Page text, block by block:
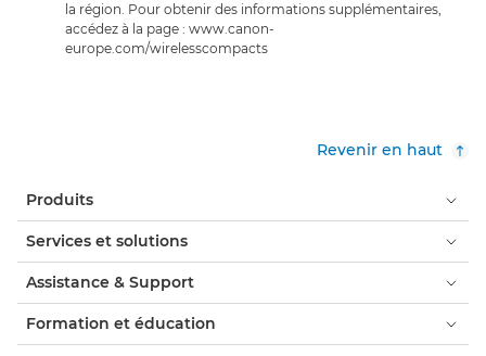
la région. Pour obtenir des informations supplémentaires,
accédez à la page : www.canon-
europe.com/wirelesscompacts
Revenir en haut
Produits
Services et solutions
Assistance & Support
Formation et éducation